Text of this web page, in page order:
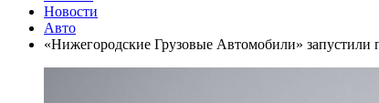
Новости
Авто
«Нижегородские Грузовые Автомобили» запустили